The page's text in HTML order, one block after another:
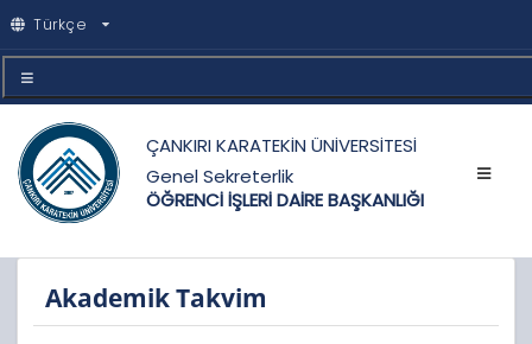
Türkçe
ÇANKIRI KARATEKİN ÜNİVERSİTESİ
Genel Sekreterlik
ÖĞRENCİ İŞLERİ DAİRE BAŞKANLIĞI
Akademik Takvim